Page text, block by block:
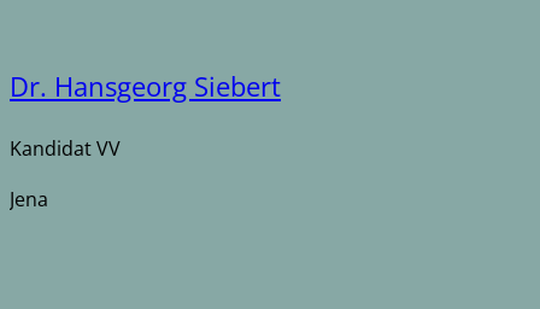
Dr. Hansgeorg Siebert
Kandidat VV
Jena